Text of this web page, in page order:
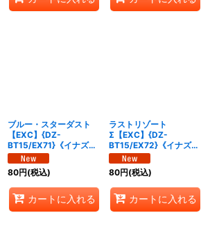
ブルー・スターダスト
【EXC】{DZ-
BT15/EX71}《イナズマ
イレブン》
80円(税込)
カートに入れる
ラストリゾート
Σ【EXC】{DZ-
BT15/EX72}《イナズマ
イレブン》
80円(税込)
カートに入れる